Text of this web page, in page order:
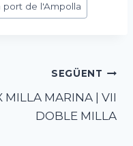
port de l'Ampolla
SEGÜENT
MILLA MARINA | VII
DOBLE MILLA